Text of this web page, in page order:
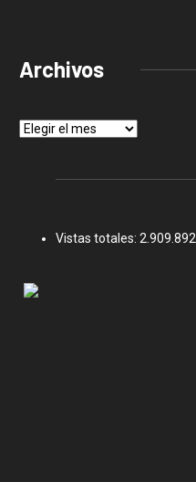
Archivos
Archivos
Vistas totales: 2.909.892